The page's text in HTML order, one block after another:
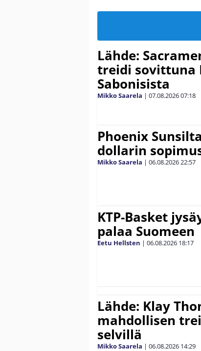
Lähde:
treidi sovittuna
Sabonisista
Mikko Saarela | 07.08.202607:18
Phoenix
dollarin
Mikko Saarela | 06.08.202622:57
KTP-Basket
palaa Suomeen
Eetu Hellsten | 06.08.2026 18:17
Lähde: Klay
mahdollisen
selvillä
Mikko Saarela | 06.08.2026 14:29